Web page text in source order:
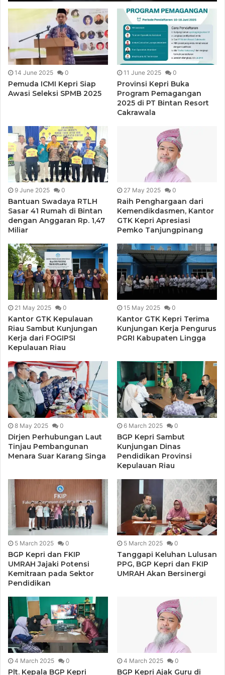
14 June 2025 0
Pemuda ICMI Kepri Siap
Awasi Seleksi SPMB 2025
11 June 2025 0
Provinsi Kepri Buka
Program Pemagangan
2025 di PT Bintan Resort
Cakrawala
9 June 2025 0
Bantuan Swadaya RTLH
Sasar 41 Rumah di Bintan
dengan Anggaran Rp. 1,47
Miliar
27 May 2025 0
Raih Penghargaan dari
Kemendikdasmen, Kantor
GTK Kepri Apresiasi
Pemko Tanjungpinang
21 May 2025 0
Kantor GTK Kepulauan
Riau Sambut Kunjungan
Kerja dari FOGIPSI
Kepulauan Riau
15 May 2025 0
Kantor GTK Kepri Terima
Kunjungan Kerja Pengurus
PGRI Kabupaten Lingga
8 May 2025 0
Dirjen Perhubungan Laut
Tinjau Pembangunan
Menara Suar Karang Singa
6 March 2025 0
BGP Kepri Sambut
Kunjungan Dinas
Pendidikan Provinsi
Kepulauan Riau
5 March 2025 0
BGP Kepri dan FKIP
UMRAH Jajaki Potensi
Kemitraan pada Sektor
Pendidikan
5 March 2025 0
Tanggapi Keluhan Lulusan
PPG, BGP Kepri dan FKIP
UMRAH Akan Bersinergi
4 March 2025 0
Plt. Kepala BGP Kepri
4 March 2025 0
BGP Kepri Ajak Guru di